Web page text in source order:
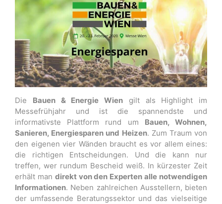
Die Bauen & Energie Wien gilt als Highlight im
Messefrühjahr und ist die spannendste und
informativste Plattform rund um Bauen, Wohnen,
Sanieren, Energiesparen und Heizen. Zum Traum von
den eigenen vier Wänden braucht es vor allem eines:
die richtigen Entscheidungen. Und die kann nur
treffen, wer rundum Bescheid weiß. In kürzester Zeit
erhält man direkt von den Experten alle notwendigen
Informationen. Neben zahlreichen Ausstellern, bieten
der umfassende Beratungssektor und das vielseitige